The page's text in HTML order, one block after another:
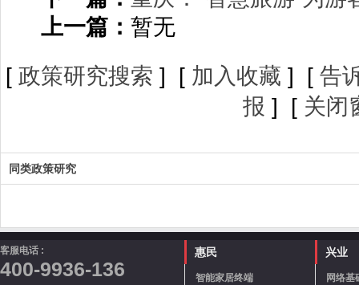
上一篇： 暂无
[ 政策研究搜索 ] [ 加入收藏 ] [ 告
报 ] [ 关闭
同类政策研究
客服电话 :
400-9936-136
惠民
智能家居终端
兴业
网络基